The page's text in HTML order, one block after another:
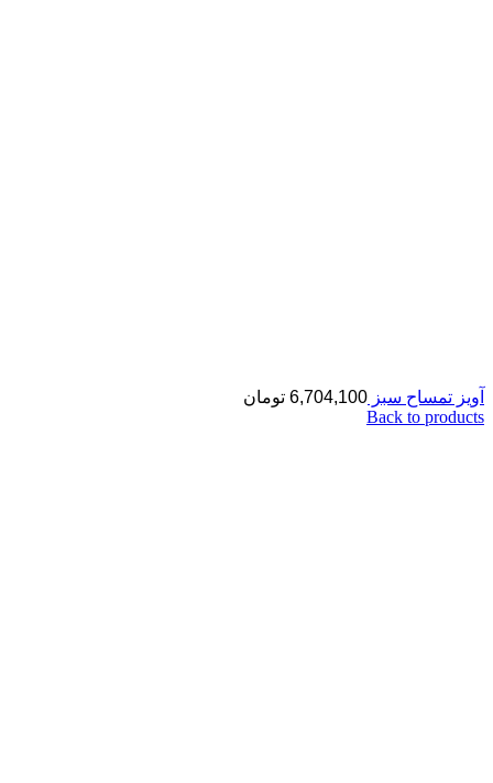
آویز تمساح سبز 6,704,100 تومان
Back to products